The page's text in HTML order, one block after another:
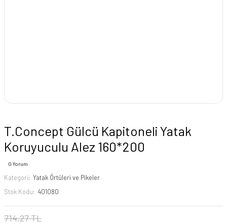
T.Concept Gülcü Kapitoneli Yatak
Koruyuculu Alez 160*200
0 Yorum
Kategori
Yatak Örtüleri ve Pikeler
Stok Kodu
401080
714,27 TL